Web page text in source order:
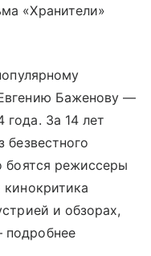
«Хранители»
Баженову —
года. За 14 лет
безвестного
боятся режиссеры
и обзорах,